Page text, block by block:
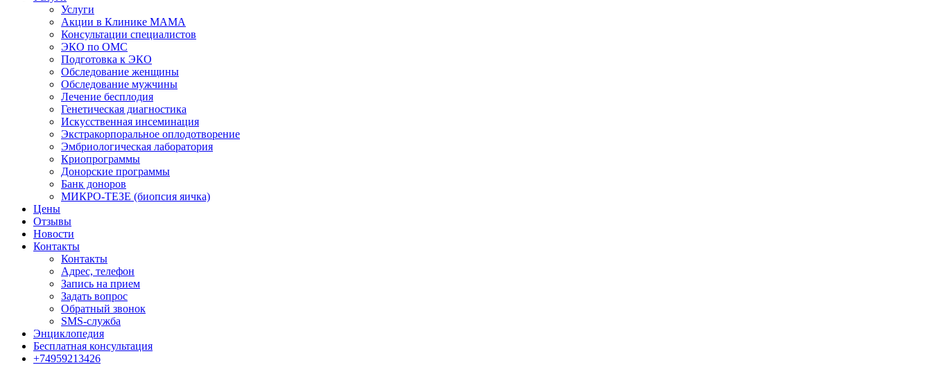
Услуги
Акции в Клинике МАМА
Консультации специалистов
ЭКО по ОМС
Подготовка к ЭКО
Обследование женщины
Обследование мужчины
Лечение бесплодия
Генетическая диагностика
Искусственная инсеминация
Экстракорпоральное оплодотворение
Эмбриологическая лаборатория
Криопрограммы
Донорские программы
Банк доноров
МИКРО-ТЕЗЕ (биопсия яичка)
Цены
Отзывы
Новости
Контакты
Контакты
Адрес, телефон
Запись на прием
Задать вопрос
Обратный звонок
SMS-служба
Энциклопедия
Бесплатная консультация
+74959213426